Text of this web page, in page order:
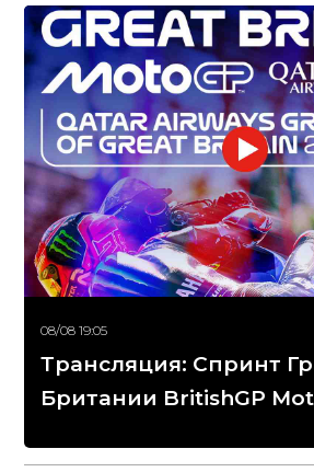
08/08 19:05
Трансляция: Спринт
Британии BritishGP